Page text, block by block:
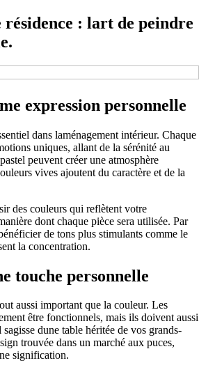
: lart de peindre
expression personnelle
dans laménagement intérieur. Chaque
uniques, allant de la sérénité au
peuvent créer une atmosphère
vives ajoutent du caractère et de la
des couleurs qui reflètent votre
dont chaque pièce sera utilisée. Par
de tons plus stimulants comme le
la concentration.
touche personnelle
aussi important que la couleur. Les
être fonctionnels, mais ils doivent aussi
dune table héritée de vos grands-
trouvée dans un marché aux puces,
signification.